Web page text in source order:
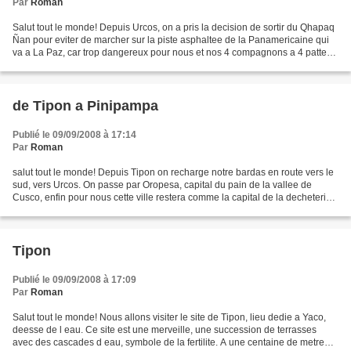
Par Roman
Salut tout le monde! Depuis Urcos, on a pris la decision de sortir du Qhapaq
Ñan pour eviter de marcher sur la piste asphaltee de la Panamericaine qui
va a La Paz, car trop dangereux pour nous et nos 4 compagnons a 4 pattes.
de Tipon a Pinipampa
Publié le 09/09/2008 à 17:14
Par Roman
salut tout le monde! Depuis Tipon on recharge notre bardas en route vers le
sud, vers Urcos. On passe par Oropesa, capital du pain de la vallee de
Cusco, enfin pour nous cette ville restera comme la capital de la decheterie...
Tipon
Publié le 09/09/2008 à 17:09
Par Roman
Salut tout le monde! Nous allons visiter le site de Tipon, lieu dedie a Yaco,
deesse de l eau. Ce site est une merveille, une succession de terrasses
avec des cascades d eau, symbole de la fertilite. A une centaine de metre